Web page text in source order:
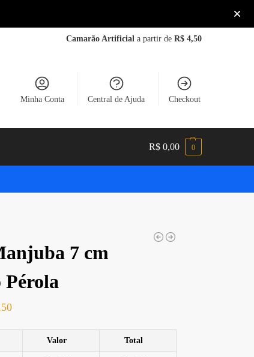
Camarão Artificial a partir de R$ 4,50
Minha Conta Central de Ajuda Checkout
R$ 0,00 0
7 cm
Pérola
Valor Total